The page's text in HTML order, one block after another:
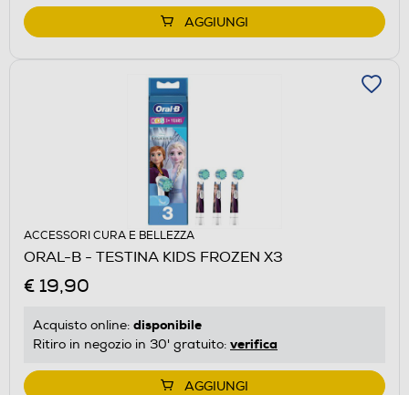
AGGIUNGI
ACCESSORI CURA E BELLEZZA
ORAL-B - TESTINA KIDS FROZEN X3
€ 19,90
Acquisto online: disponibile
Ritiro in negozio in 30' gratuito: verifica
AGGIUNGI